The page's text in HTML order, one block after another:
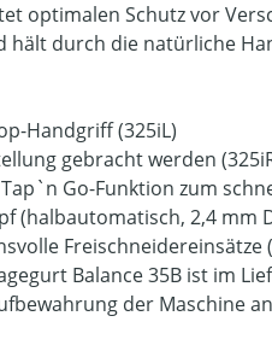
optimalen Schutz vor
hält durch die natürliche
Handgriff (325iL)
gebracht werden
Go-Funktion zum
(halbautomatisch, 2,4 mm
Freischneidereinsätze
Balance 35B ist im
der Maschine